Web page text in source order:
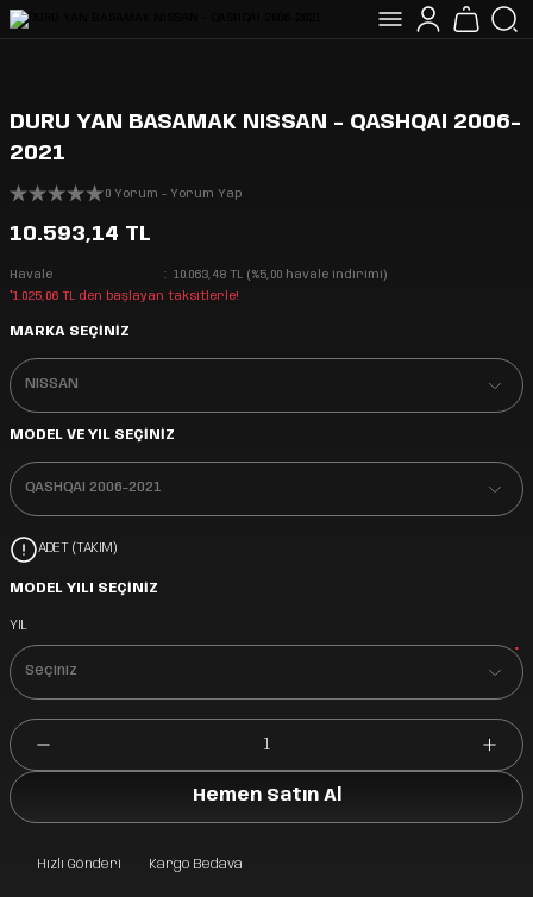
DURU YAN BASAMAK NISSAN - QASHQAI 2006-
2021
0 Yorum - Yorum Yap
10.593,14 TL
Havale
10.063,48 TL (%5,00 havale indirimi)
*1.025,06 TL den başlayan taksitlerle!
MARKA SEÇİNİZ
MODEL VE YIL SEÇİNİZ
ADET (TAKIM)
MODEL YILI SEÇİNİZ
YIL
*
Hemen Satın Al
Hızlı Gönderi Kargo Bedava